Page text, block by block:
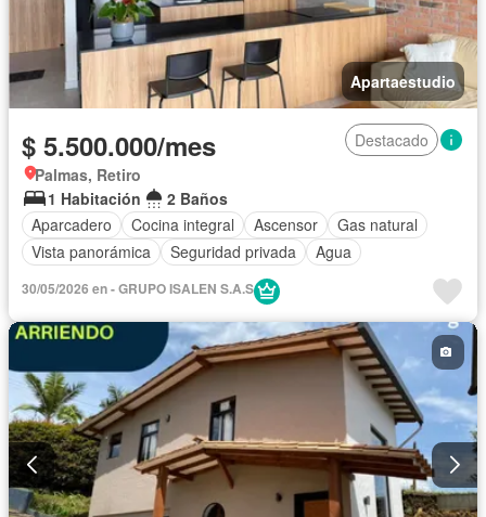
Apartaestudio
$ 5.500.000/mes
Destacado
Palmas, Retiro
1 Habitación
2 Baños
Aparcadero
Cocina integral Ascensor
Gas natural
Vista panorámica
Seguridad privada Agua
30/05/2026 en - GRUPO ISALEN S.A.S